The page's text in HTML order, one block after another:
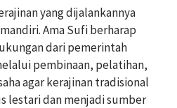
yang dijalankannya
Ama Sufi berharap
dari pemerintah
pembinaan, pelatihan,
agar kerajinan tradisional
lestari dan menjadi sumber